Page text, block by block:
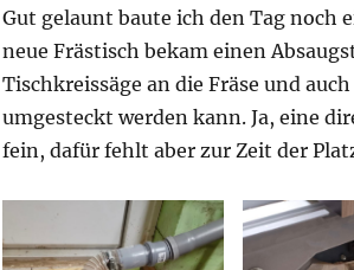
Gut gelaunt baute ich den Tag noch
neue Frästisch bekam einen
Tischkreissäge an die Fräse und
umgesteckt werden kann. Ja, eine
fein, dafür fehlt aber zur Zeit der